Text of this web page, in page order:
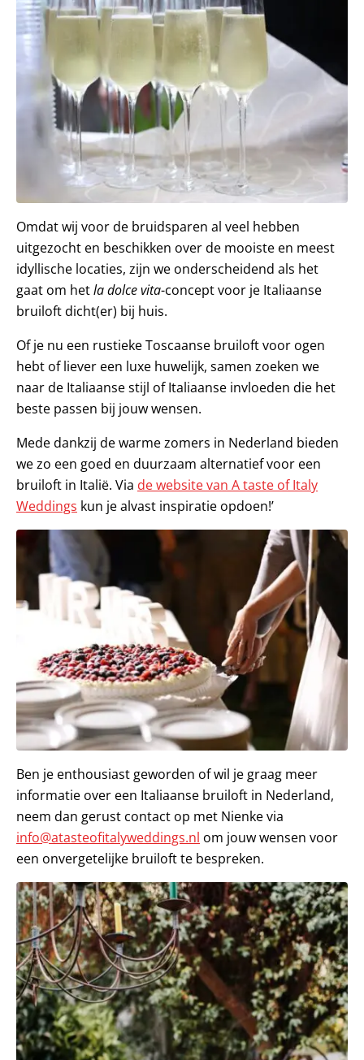
Omdat wij voor de bruidsparen al veel hebben
uitgezocht en beschikken over de mooiste en meest
idyllische locaties, zijn we onderscheidend als het
gaat om hetla dolce vita-concept voor je Italiaanse
bruiloft dicht(er) bij huis.
Of je nu een rustieke Toscaanse bruiloft voor ogen
hebt of liever een luxe huwelijk, samen zoeken we
naar de Italiaanse stijl of Italiaanse invloeden die het
beste passen bij jouw wensen.
Mede dankzij de warme zomers in Nederland bieden
we zo een goed en duurzaam alternatief voor een
bruiloft in Italië. Via de website van A taste of Italy
Weddings kun je alvast inspiratie opdoen!’
Ben je enthousiast geworden of wil je graag meer
informatie over een Italiaanse bruiloft in Nederland,
neem dan gerust contact op met Nienke via
info@atasteofitalyweddings.nl om jouw wensen voor
een onvergetelijke bruiloft te bespreken.